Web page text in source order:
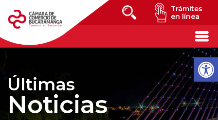
Trámites
en línea
Últimas
Noticias